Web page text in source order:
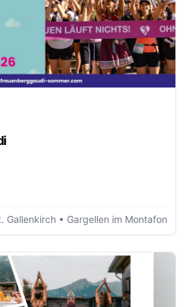
Gallenkirch • Gargellen im Montafon